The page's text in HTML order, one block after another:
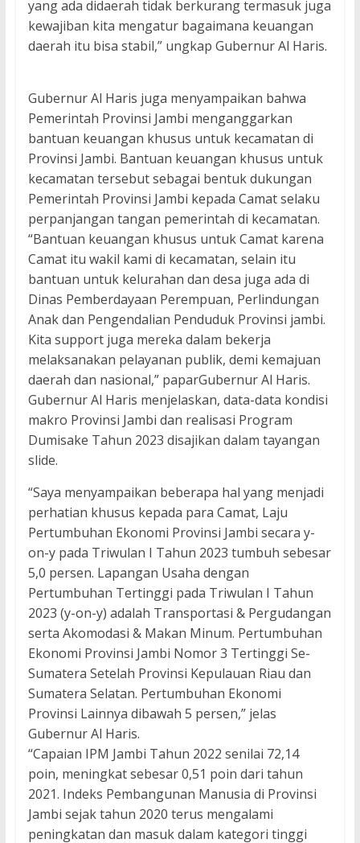
yang ada didaerah tidak berkurang termasuk juga
kewajiban kita mengatur bagaimana keuangan
daerah itu bisa stabil,” ungkap Gubernur Al Haris.
Gubernur Al Haris juga menyampaikan bahwa
Pemerintah Provinsi Jambi menganggarkan
bantuan keuangan khusus untuk kecamatan di
Provinsi Jambi. Bantuan keuangan khusus untuk
kecamatan tersebut sebagai bentuk dukungan
Pemerintah Provinsi Jambi kepada Camat selaku
perpanjangan tangan pemerintah di kecamatan.
“Bantuan keuangan khusus untuk Camat karena
Camat itu wakil kami di kecamatan, selain itu
bantuan untuk kelurahan dan desa juga ada di
Dinas Pemberdayaan Perempuan, Perlindungan
Anak dan Pengendalian Penduduk Provinsi jambi.
Kita support juga mereka dalam bekerja
melaksanakan pelayanan publik, demi kemajuan
daerah dan nasional,” paparGubernur Al Haris.
Gubernur Al Haris menjelaskan, data-data kondisi
makro Provinsi Jambi dan realisasi Program
Dumisake Tahun 2023 disajikan dalam tayangan
slide.
“Saya menyampaikan beberapa hal yang menjadi
perhatian khusus kepada para Camat, Laju
Pertumbuhan Ekonomi Provinsi Jambi secara y-
on-y pada Triwulan I Tahun 2023 tumbuh sebesar
5,0 persen. Lapangan Usaha dengan
Pertumbuhan Tertinggi pada Triwulan I Tahun
2023 (y-on-y) adalah Transportasi & Pergudangan
serta Akomodasi & Makan Minum. Pertumbuhan
Ekonomi Provinsi Jambi Nomor 3 Tertinggi Se-
Sumatera Setelah Provinsi Kepulauan Riau dan
Sumatera Selatan. Pertumbuhan Ekonomi
Provinsi Lainnya dibawah 5 persen,” jelas
Gubernur Al Haris.
“Capaian IPM Jambi Tahun 2022 senilai 72,14
poin, meningkat sebesar 0,51 poin dari tahun
2021. Indeks Pembangunan Manusia di Provinsi
Jambi sejak tahun 2020 terus mengalami
peningkatan dan masuk dalam kategori tinggi